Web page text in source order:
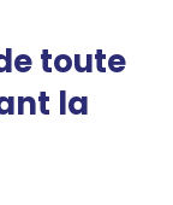
toute
la